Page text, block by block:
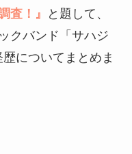
査！』
と題して、
クバンド「サハジ
についてまとめま